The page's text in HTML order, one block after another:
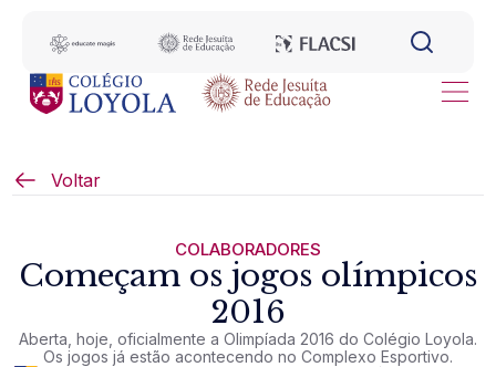
Voltar
COLABORADORES
Começam os jogos olímpicos
2016
Aberta, hoje, oficialmente a Olimpíada 2016 do Colégio Loyola.
Os jogos já estão acontecendo no Complexo Esportivo.